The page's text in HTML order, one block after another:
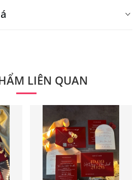
hệ để có thông tin chính xác.
bao gồm bản đồ, quý khách
sẽ có mức phí 300 - 500 đồng 1
LIÊN QUAN